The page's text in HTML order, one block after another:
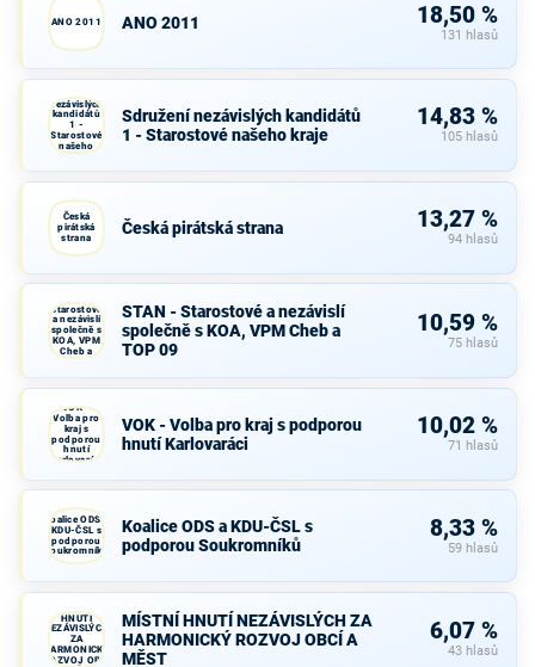
ANO 2011 ANO 2011 18,50 %
131 hlasů
nezávislých
kandidátů
1 -
Starostové
našeho
kraje
Sdružení nezávislých kandidátů
1 - Starostové našeho kraje
14,83 %
105 hlasů
Česká
pirátská
strana
Česká pirátská strana 13,27 %
94 hlasů
Starostové
a nezávislí
společně s
KOA, VPM
Cheb a
TOP 09
STAN - Starostové a nezávislí
společně s KOA, VPM Cheb a
TOP 09
10,59 %
75 hlasů
VOK -
Volba pro
kraj s
podporou
hnutí
Karlovaráci
VOK - Volba pro kraj s podporou
hnutí Karlovaráci
10,02 %
71 hlasů
Koalice ODS a
KDU-ČSL s
podporou
Soukromníků
Koalice ODS a KDU-ČSL s
podporou Soukromníků
8,33 %
59 hlasů
HNUTÍ
NEZÁVISLÝCH
ZA
HARMONICKÝ
ROZVOJ OBCÍ
MÍSTNÍ HNUTÍ NEZÁVISLÝCH ZA
HARMONICKÝ ROZVOJ OBCÍ A
MĚST
6,07 %
43 hlasů